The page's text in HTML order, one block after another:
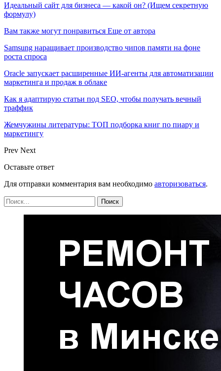
Идеальный сайт для бизнеса — какой он? (Ищем секретную
формулу)
Вам также могут понравиться Еще от автора
Samsung наращивает производство чипов памяти на фоне
роста спроса
Oracle запускает расширенные ИИ‑агенты для автоматизации
маркетинга и продаж в облаке
Как я адаптирую статьи под SEO, чтобы получать вечный
траффик
Жемчужины литературы: ТОП подборка книг по пиару и
маркетингу
Prev Next
Оставьте ответ
Для отправки комментария вам необходимо авторизоваться.